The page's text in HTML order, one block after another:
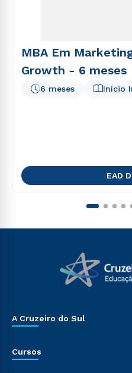
MBA Em
Growth - 6 meses
Início
6 meses
EAD
A Cruzeiro do Sul
Cursos